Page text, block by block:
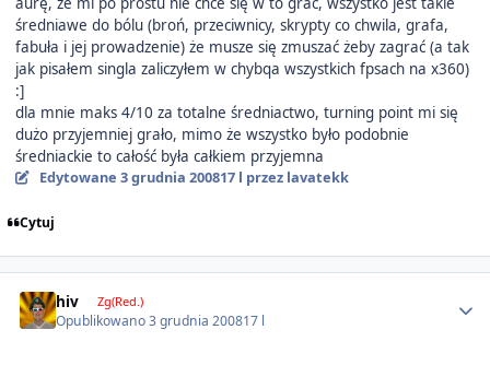
średniawe do bólu (broń, przeciwnicy, skrypty co chwila, grafa,
fabuła i jej prowadzenie) że musze się zmuszać żeby zagrać (a tak
jak pisałem singla zaliczyłem w chybqa wszystkich fpsach na x360)
:]
dla mnie maks 4/10 za totalne średniactwo, turning point mi się
dużo przyjemniej grało, mimo że wszystko było podobnie
średniackie to całość była całkiem przyjemna
Edytowane 3 grudnia 200817 l przez lavatekk
Cytuj
hiv Zg(Red.)
Opublikowano3 grudnia 200817 l